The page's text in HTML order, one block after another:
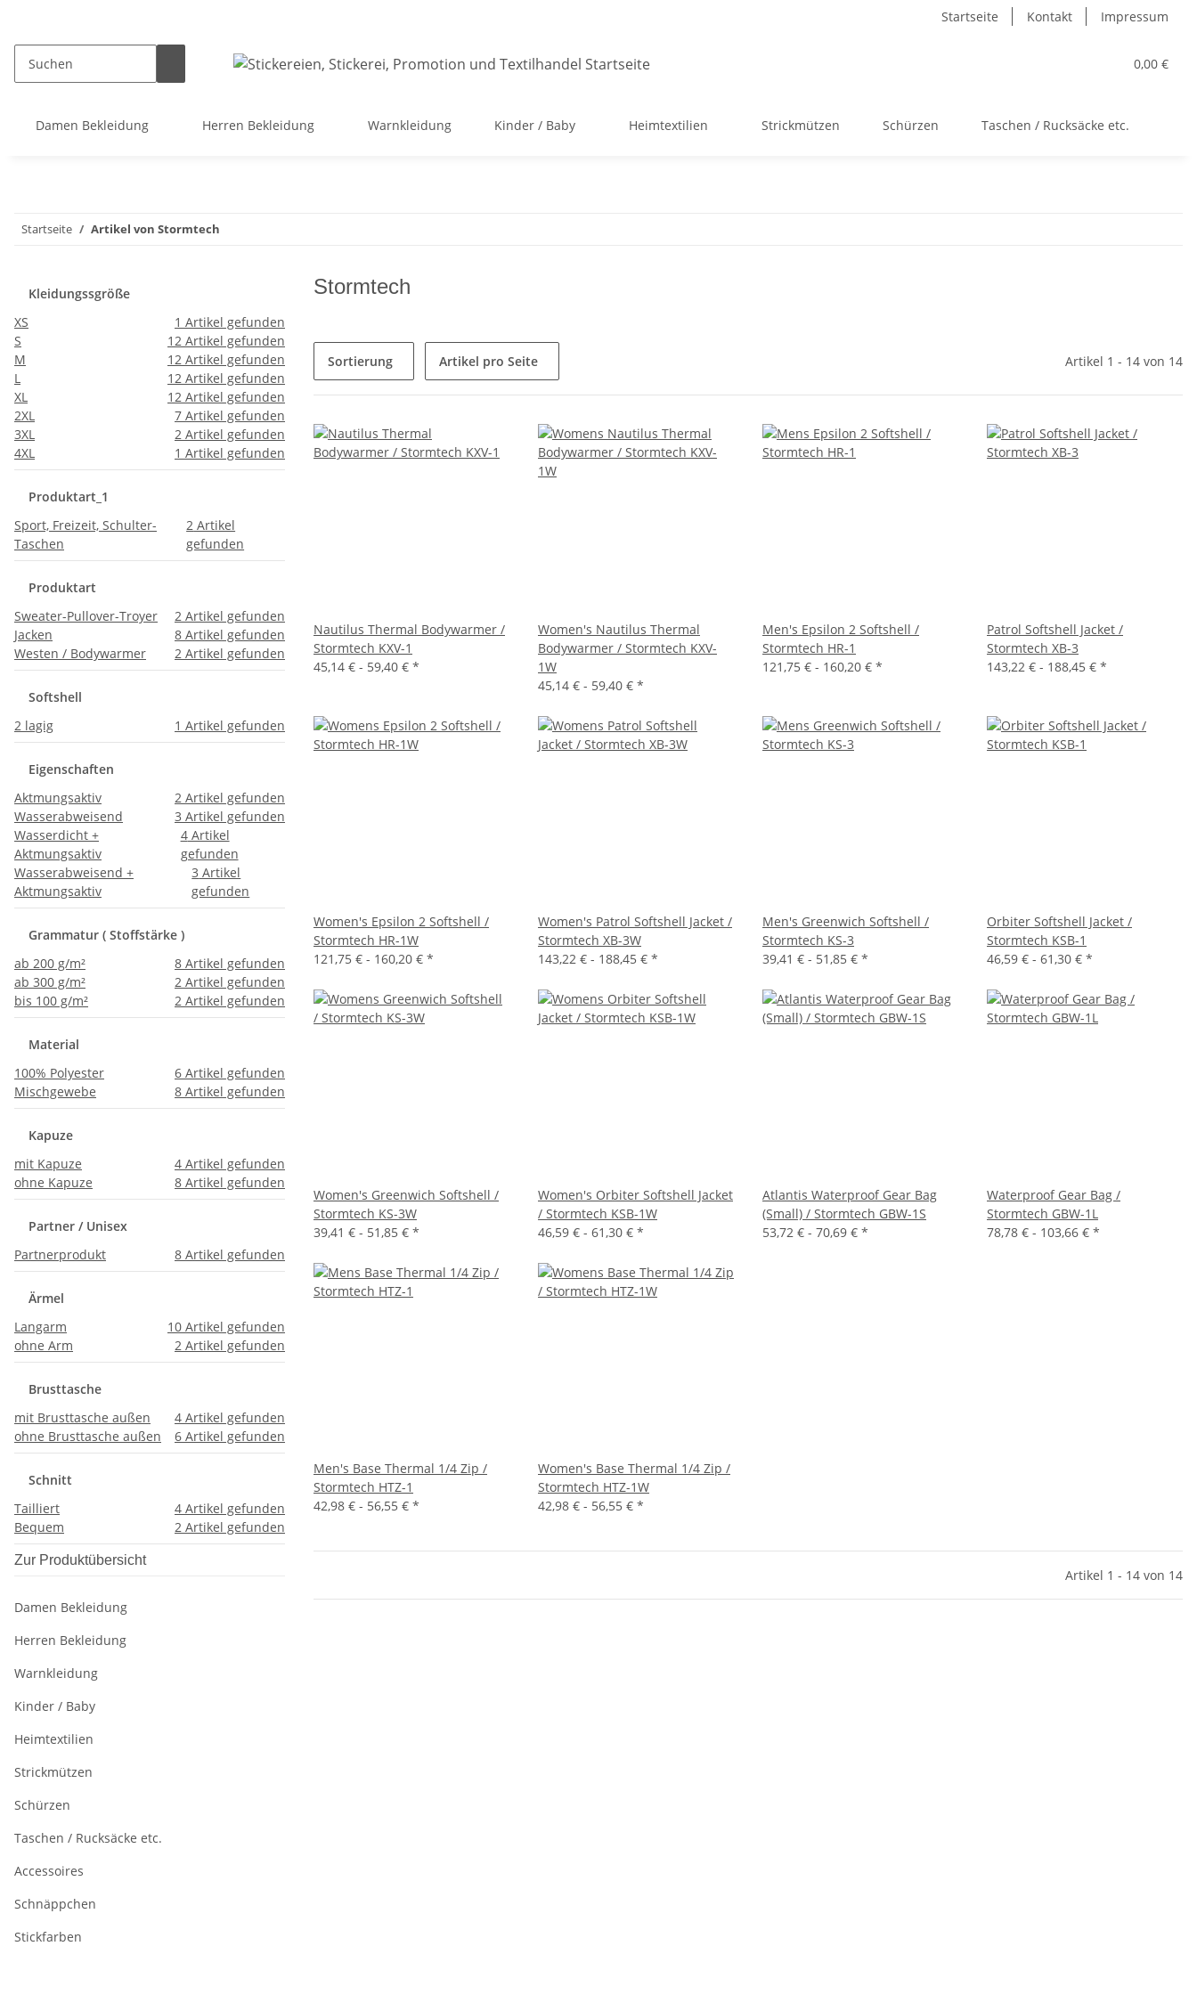
Startseite Kontakt Impressum
0,00 €
Damen Bekleidung Herren Bekleidung Warnkleidung Kinder / Baby Heimtextilien Strickmützen Schürzen Taschen / Rucksäcke etc.
Startseite Artikel von Stormtech
Stormtech
Sortierung Artikel pro Seite Artikel 1 - 14 von 14
Nautilus Thermal Bodywarmer /
Stormtech KXV-1
45,14 € - 59,40 € *
Women's Nautilus Thermal
Bodywarmer / Stormtech KXV-
1W
45,14 € - 59,40 € *
Men's Epsilon 2 Softshell /
Stormtech HR-1
121,75 € - 160,20 € *
Patrol Softshell Jacket /
Stormtech XB-3
143,22 € - 188,45 € *
Women's Epsilon 2 Softshell /
Stormtech HR-1W
121,75 € - 160,20 € *
Women's Patrol Softshell Jacket /
Stormtech XB-3W
143,22 € - 188,45 € *
Men's Greenwich Softshell /
Stormtech KS-3
39,41 € - 51,85 € *
Orbiter Softshell Jacket /
Stormtech KSB-1
46,59 € - 61,30 € *
Women's Greenwich Softshell /
Stormtech KS-3W
39,41 € - 51,85 € *
Women's Orbiter Softshell Jacket
/ Stormtech KSB-1W
46,59 € - 61,30 € *
Atlantis Waterproof Gear Bag
(Small) / Stormtech GBW-1S
53,72 € - 70,69 € *
Waterproof Gear Bag /
Stormtech GBW-1L
78,78 € - 103,66 € *
Men's Base Thermal 1/4 Zip /
Stormtech HTZ-1
42,98 € - 56,55 € *
Women's Base Thermal 1/4 Zip /
Stormtech HTZ-1W
42,98 € - 56,55 € *
Artikel 1 - 14 von 14
Kleidungssgröße
XS
1 Artikel gefunden
S
12 Artikel gefunden
M
12 Artikel gefunden
L
12 Artikel gefunden
XL
12 Artikel gefunden
2XL
7 Artikel gefunden
3XL
2 Artikel gefunden
4XL
1 Artikel gefunden
Produktart_1
Sport, Freizeit, Schulter-
Taschen
2 Artikel
gefunden
Produktart
Sweater-Pullover-Troyer
2 Artikel gefunden
Jacken
8 Artikel gefunden
Westen / Bodywarmer
2 Artikel gefunden
Softshell
2 lagig
1 Artikel gefunden
Eigenschaften
Aktmungsaktiv
2 Artikel gefunden
Wasserabweisend
3 Artikel gefunden
Wasserdicht +
Aktmungsaktiv
4Artikel
gefunden
Wasserabweisend +
Aktmungsaktiv
3 Artikel
gefunden
Grammatur ( Stoffstärke )
ab 200 g/m²
8 Artikel gefunden
ab 300 g/m²
2 Artikel gefunden
bis 100 g/m²
2 Artikel gefunden
Material
100% Polyester
6 Artikel gefunden
Mischgewebe
8 Artikel gefunden
Kapuze
mit Kapuze
4 Artikel gefunden
ohne Kapuze
8 Artikel gefunden
Partner / Unisex
Partnerprodukt
8 Artikel gefunden
Ärmel
Langarm
10 Artikel gefunden
ohne Arm
2 Artikel gefunden
Brusttasche
mit Brusttasche außen
4 Artikel gefunden
ohne Brusttasche außen
6 Artikel gefunden
Schnitt
Tailliert
4 Artikel gefunden
Bequem
2 Artikel gefunden
Zur Produktübersicht
Damen Bekleidung
Herren Bekleidung
Warnkleidung
Kinder / Baby
Heimtextilien
Strickmützen
Schürzen
Taschen / Rucksäcke etc.
Accessoires
Schnäppchen
Stickfarben